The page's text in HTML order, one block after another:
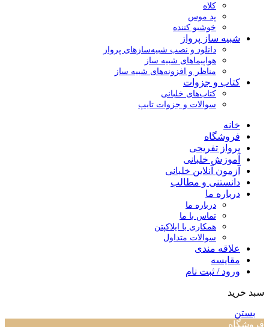
کلاه
پد موس
خوشبو کننده
شبیه ساز پرواز
دانلود و نصب شبیه‌سازهای پرواز
هواپیماهای شبیه ساز
مناظر و افزونه‌های شبیه ساز
کتاب و جزوات
کتاب‌های خلبانی
سوالات و جزوات تایپ
خانه
فروشگاه
پرواز تفریحی
آموزش خلبانی
آزمون آنلاین خلبانی
دانستنی و مطالب
درباره ما
درباره ما
تماس با ما
همکاری با ایلاکپتن
سوالات متداول
علاقه مندی
مقایسه
ورود / ثبت نام
سبد خرید
بستن
فروشگاه